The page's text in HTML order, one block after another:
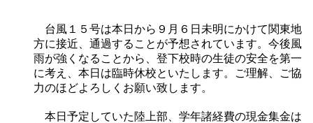
台風１５号は本日から９月６日未明にかけて関東地
方に接近、通過することが予想されています。今後風
雨が強くなることから、登下校時の生徒の安全を第一
に考え、本日は臨時休校といたします。ご理解、ご協
力のほどよろしくお願い致します。
本日予定していた陸上部、学年諸経費の現金集金は